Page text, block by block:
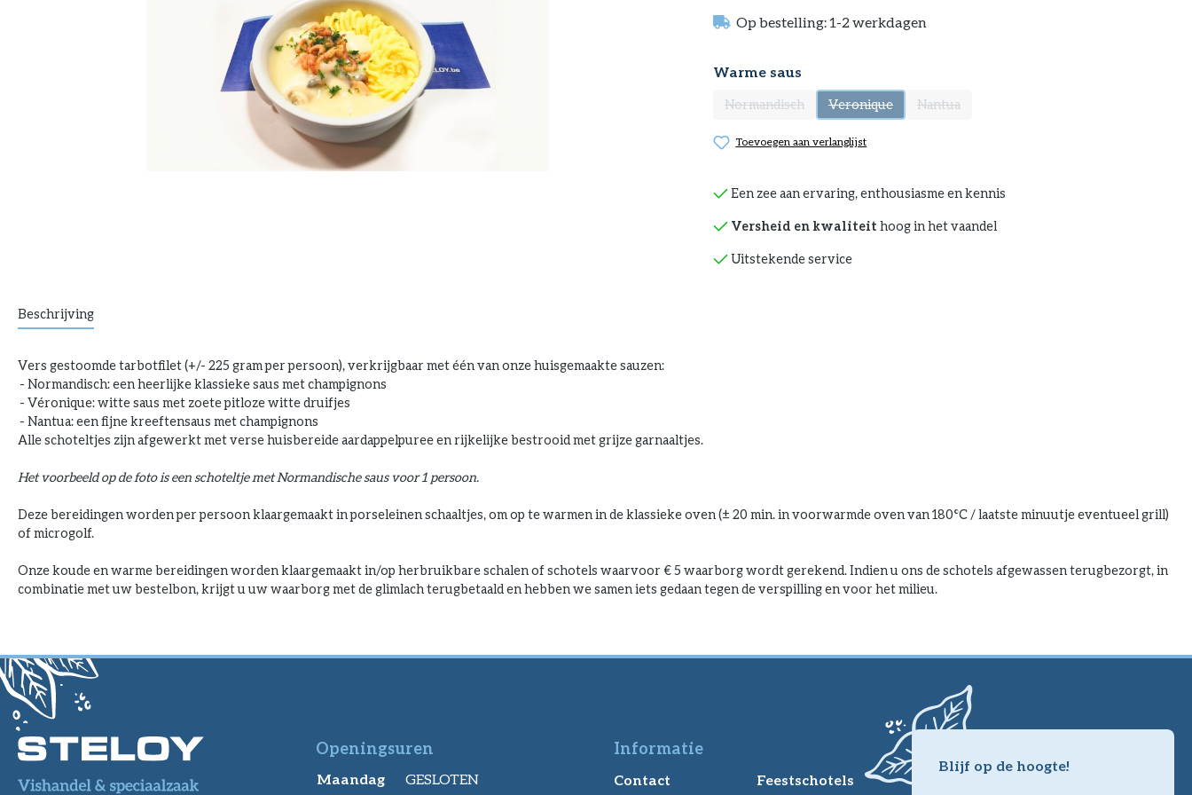
Op bestelling: 1-2 werkdagen
Selecteer
Warme saus
Normandisch
(Deze optie is momenteel niet beschikbaar.)
Veronique
(Deze optie is momenteel niet beschikbaar.)
Nantua
Toevoegen aan verlanglijst
Een zee aan ervaring, enthousiasme en kennis
Versheid en kwaliteit hoog in het vaandel
Uitstekende service
Beschrijving
Vers gestoomde tarbotfilet (+/- 225 gram per persoon), verkrijgbaar met één van onze huisgemaakte sauzen:
- Normandisch: een heerlijke klassieke saus met champignons
- Véronique: witte saus met zoete pitloze witte druifjes
- Nantua: een fijne kreeftensaus met champignons
Alle schoteltjes zijn afgewerkt met verse huisbereide aardappelpuree en rijkelijke bestrooid met grijze garnaaltjes.
Het voorbeeld op de foto is een schoteltje met Normandische saus voor 1 persoon.
Deze bereidingen worden per persoon klaargemaakt in porseleinen schaaltjes, om op te warmen in de klassieke oven (± 20 min. in voorwarmde oven van 180°C / laatste minuutje eventueel grill)
of microgolf.
Onze koude en warme bereidingen worden klaargemaakt in/op herbruikbare schalen of schotels waarvoor € 5 waarborg wordt gerekend. Indien u ons de schotels afgewassen terugbezorgt, in
combinatie met uw bestelbon, krijgt u uw waarborg met de glimlach terugbetaald en hebben we samen iets gedaan tegen de verspilling en voor het milieu.
Openingsuren
Maandag
GESLOTEN
Informatie
Contact Feestschotels
Blijf op de hoogte!